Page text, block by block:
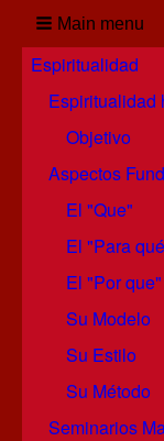
Main menu
Espiritualidad
Espiritualidad
Objetivo
Aspectos
El "Que"
El "Para
El "Por que"
Su Modelo
Su Estilo
Su Método
Seminarios